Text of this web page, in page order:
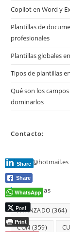
Copilot en Word y
Plantillas de
profesionales
Plantillas globales
Tipos de plantillas
Qué son los
dominarlos
Contacto:
jmmarz@hotmail.es
Etiquetas
AVANZADO (364)
CON (359)
Share
Share
WhatsApp
Post
Print